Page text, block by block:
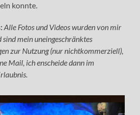
konnte.
Alle Fotos und Videos wurden von mir
sind mein uneingeschränktes
zur Nutzung (nur nichtkommerziell),
Mail, ich enscheide dann im